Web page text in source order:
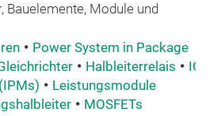
Bauelemente, Module und
Power System in Package
Halbleiterrelais
Leistungsmodule
MOSFETs